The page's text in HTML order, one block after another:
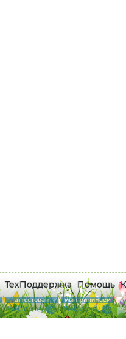
ТехПоддержка Помощь